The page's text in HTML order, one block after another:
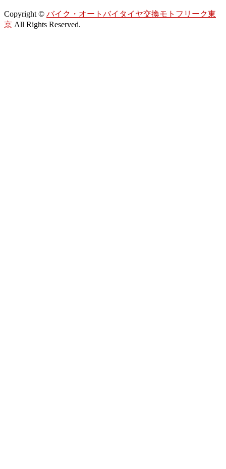
Copyright © バイク・オートバイタイヤ交換モトフリーク東
京 All Rights Reserved.